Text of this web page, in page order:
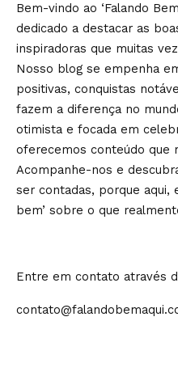
Bem-vindo ao ‘Falando
dedicado a destacar as
inspiradoras que muitas
Nosso blog se empenha
positivas, conquistas
fazem a diferença no
otimista e focada em
oferecemos conteúdo que
Acompanhe-nos e
ser contadas, porque aqui,
bem’ sobre o que
Entre em contato através